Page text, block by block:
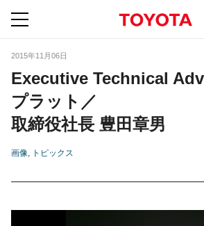
2015年11月06日
Executive Technical
プラット／
取締役社長 豊田章男
画像 トピックス